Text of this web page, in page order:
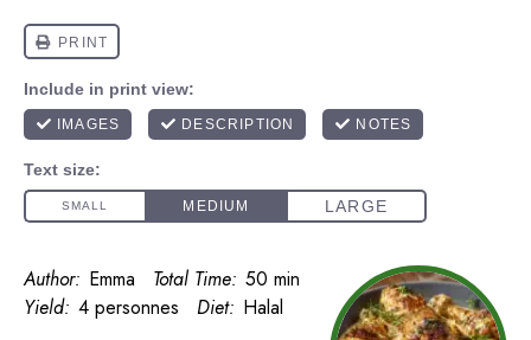
Author: Emma Total Time: 50 min
Yield: 4 personnes Diet: Halal